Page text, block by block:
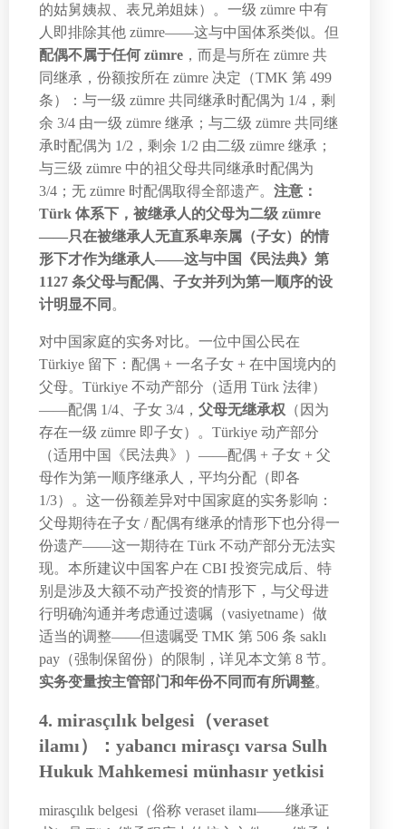
的姑舅姨叔、表兄弟姐妹）。一级 zümre 中有
人即排除其他 zümre——这与中国体系类似。但
配偶不属于任何 zümre ，而是与所在 zümre 共
同继承，份额按所在 zümre 决定（TMK 第 499
条）：与一级 zümre 共同继承时配偶为 1/4，剩
余 3/4 由一级 zümre 继承；与二级 zümre 共同继
承时配偶为 1/2，剩余 1/2 由二级 zümre 继承；
与三级 zümre 中的祖父母共同继承时配偶为
3/4；无 zümre 时配偶取得全部遗产。 注意：
Türk 体系下，被继承人的父母为二级 zümre
——只在被继承人无直系卑亲属（子女）的情
形下才作为继承人——这与中国《民法典》第
1127 条父母与配偶、子女并列为第一顺序的设
计明显不同 。
对中国家庭的实务对比。一位中国公民在
Türkiye 留下：配偶 + 一名子女 + 在中国境内的
父母。Türkiye 不动产部分（适用 Türk 法律）
——配偶 1/4、子女 3/4， 父母无继承权 （因为
存在一级 zümre 即子女）。Türkiye 动产部分
（适用中国《民法典》）——配偶 + 子女 + 父
母作为第一顺序继承人，平均分配（即各
1/3）。这一份额差异对中国家庭的实务影响：
父母期待在子女 / 配偶有继承的情形下也分得一
份遗产——这一期待在 Türk 不动产部分无法实
现。本所建议中国客户在 CBI 投资完成后、特
别是涉及大额不动产投资的情形下，与父母进
行明确沟通并考虑通过遗嘱（vasiyetname）做
适当的调整——但遗嘱受 TMK 第 506 条 saklı
pay（强制保留份）的限制，详见本文第 8 节。
实务变量按主管部门和年份不同而有所调整。
4. mirasçılık belgesi（veraset
ilamı）：yabancı mirasçı varsa Sulh
Hukuk Mahkemesi münhasır yetkisi
mirasçılık belgesi（俗称 veraset ilamı——继承证